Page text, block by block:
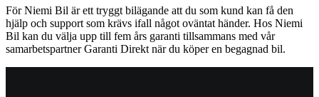
För Niemi Bil är ett tryggt bilägande att du som kund kan få den
hjälp och support som krävs ifall något oväntat händer. Hos Niemi
Bil kan du välja upp till fem års garanti tillsammans med vår
samarbetspartner Garanti Direkt när du köper en begagnad bil.